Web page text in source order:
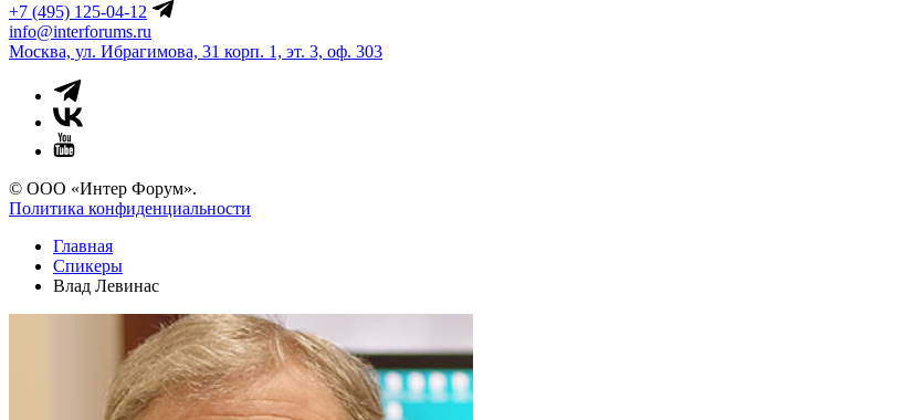
+7 (495) 125-04-12
info@interforums.ru
Москва, ул. Ибрагимова, 31 корп. 1, эт. 3, оф. 303
© ООО «Интер Форум».
Политика конфиденциальности
Главная
Спикеры
Влад Левинас